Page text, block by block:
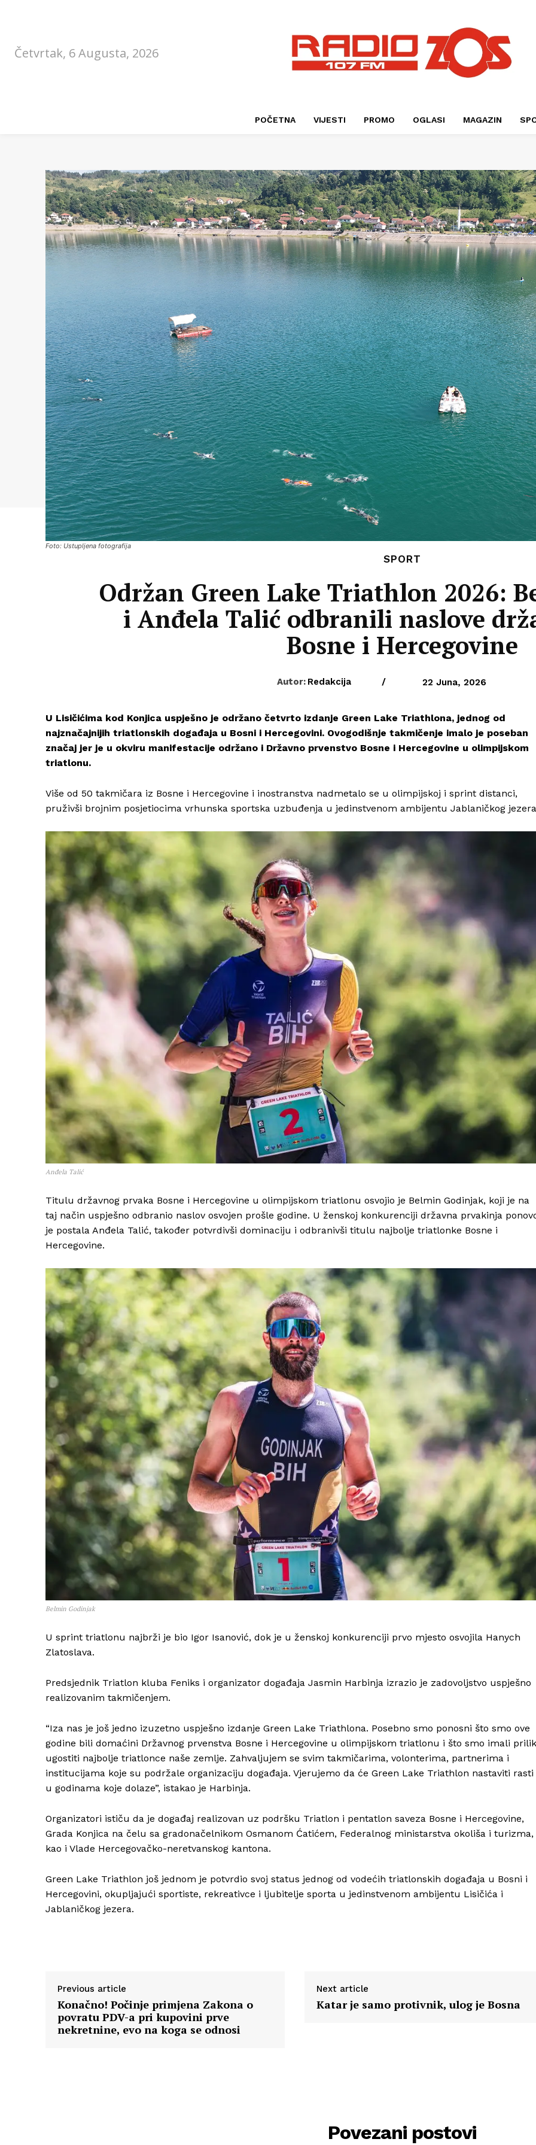
Četvrtak, 6 Augusta, 2026
POČETNA VIJESTI PROMO OGLASI MAGAZIN
Foto: Ustupljena fotografija
SPORT
Održan Green Lake Triathlon 2026:
i Anđela Talić odbranili naslove
Bosne i Hercegovine
Autor: Redakcija / 22 Juna, 2026
U Lisičićima kod Konjica uspješno je održano četvrto izdanje Green Lake Triathlona, jednog od
najznačajnijih triatlonskih događaja u Bosni i Hercegovini. Ovogodišnje takmičenje imalo je poseban
značaj jer je u okviru manifestacije održano i Državno prvenstvo Bosne i Hercegovine u olimpijskom
triatlonu.
Više od 50 takmičara iz Bosne i Hercegovine i inostranstva nadmetalo se u olimpijskoj i sprint distanci,
pruživši brojnim posjetiocima vrhunska sportska uzbuđenja u jedinstvenom ambijentu Jablaničkog
Anđela Talić
Titulu državnog prvaka Bosne i Hercegovine u olimpijskom triatlonu osvojio je Belmin Godinjak, koji je na
taj način uspješno odbranio naslov osvojen prošle godine. U ženskoj konkurenciji državna prvakinja
je postala Anđela Talić, također potvrdivši dominaciju i odbranivši titulu najbolje triatlonke Bosne i
Hercegovine.
Belmin Godinjak
U sprint triatlonu najbrži je bio Igor Isanović, dok je u ženskoj konkurenciji prvo mjesto osvojila Hanych
Zlatoslava.
Predsjednik Triatlon kluba Feniks i organizator događaja Jasmin Harbinja izrazio je zadovoljstvo uspješno
realizovanim takmičenjem.
“Iza nas je još jedno izuzetno uspješno izdanje Green Lake Triathlona. Posebno smo ponosni što smo ove
godine bili domaćini Državnog prvenstva Bosne i Hercegovine u olimpijskom triatlonu i što smo imali
ugostiti najbolje triatlonce naše zemlje. Zahvaljujem se svim takmičarima, volonterima, partnerima i
institucijama koje su podržale organizaciju događaja. Vjerujemo da će Green Lake Triathlon nastaviti rasti
u godinama koje dolaze”, istakao je Harbinja.
Organizatori ističu da je događaj realizovan uz podršku Triatlon i pentatlon saveza Bosne i Hercegovine,
Grada Konjica na čelu sa gradonačelnikom Osmanom Ćatićem, Federalnog ministarstva okoliša i turizma,
kao i Vlade Hercegovačko-neretvanskog kantona.
Green Lake Triathlon još jednom je potvrdio svoj status jednog od vodećih triatlonskih događaja u Bosni i
Hercegovini, okupljajući sportiste, rekreativce i ljubitelje sporta u jedinstvenom ambijentu Lisičića i
Jablaničkog jezera.
Previous article
Konačno! Počinje primjena Zakona o
povratu PDV-a pri kupovini prve
nekretnine, evo na koga se odnosi
Next article
Katar je samo protivnik, ulog je Bosna
Povezani postovi